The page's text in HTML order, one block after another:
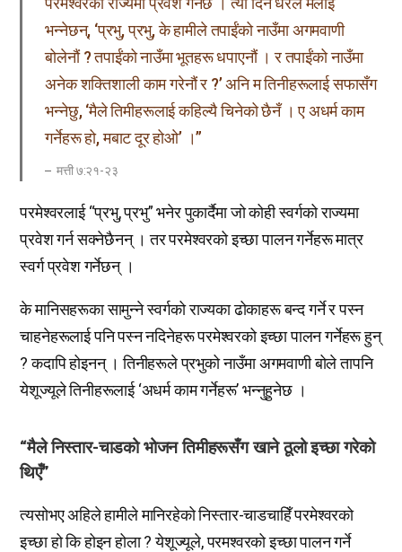
भन्नेछन्, ‘प्रभु, प्रभु, के हामीले तपाईंको नाउँमा अगमवाणी
बोलेनौं ? तपाईंको नाउँमा भूतहरू धपाएनौं । र तपाईंको नाउँमा
अनेक शक्तिशाली काम गरेनौं र ?’ अनि म तिनीहरूलाई सफासँग
भन्नेछु, ‘मैले तिमीहरूलाई कहिल्यै चिनेको छैनँ । ए अधर्म काम
गर्नेहरू हो, मबाट दूर होओ’ ।”
मत्ती ७:२१-२३
परमेश्वरलाई “प्रभु, प्रभु” भनेर पुकार्दैमा जो कोही स्वर्गको राज्यमा
प्रवेश गर्न सक्नेछैनन् । तर परमेश्वरको इच्छा पालन गर्नेहरू मात्र
स्वर्ग प्रवेश गर्नेछन् ।
के मानिसहरूका सामुन्ने स्वर्गको राज्यका ढोकाहरू बन्द गर्ने र पस्न
चाहनेहरूलाई पनि पस्न नदिनेहरू परमेश्वरको इच्छा पालन गर्नेहरू हुन्
? कदापि होइनन् । तिनीहरूले प्रभुको नाउँमा अगमवाणी बोले तापनि
येशूज्यूले तिनीहरूलाई ‘अधर्म काम गर्नेहरू’ भन्नुहुनेछ ।
“मैले निस्तार-चाडको भोजन तिमीहरूसँग खाने ठूलो इच्छा गरेको
थिएँ”
त्यसोभए अहिले हामीले मानिरहेको निस्तार-चाडचाहिँ परमेश्वरको
इच्छा हो कि होइन होला ? येशूज्यूले, परमश्वरको इच्छा पालन गर्ने